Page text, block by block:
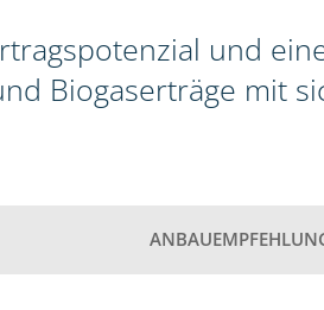
und
Biogaserträge mit